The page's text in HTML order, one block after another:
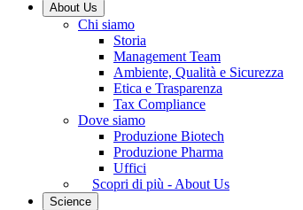
About Us
Chi siamo
Storia
Management Team
Ambiente, Qualità e Sicurezza
Etica e Trasparenza
Tax Compliance
Dove siamo
Produzione Biotech
Produzione Pharma
Uffici
Scopri di più - About Us
Science